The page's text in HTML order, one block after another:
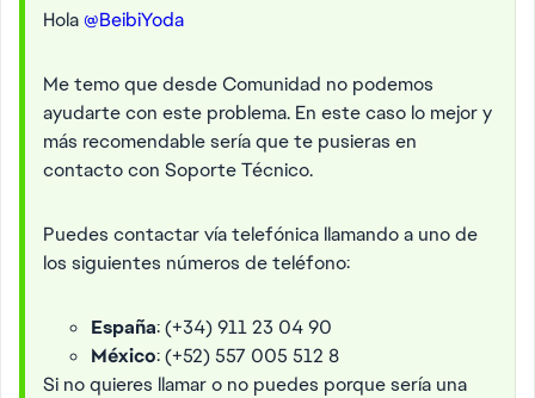
Hola @BeibiYoda
Me temo que desde Comunidad no podemos
ayudarte con este problema. En este caso lo mejor y
más recomendable sería que te pusieras en
contacto con Soporte Técnico.
Puedes contactar vía telefónica llamando a uno de
los siguientes números de teléfono:
España: (+34) 911 23 04 90
México: (+52) 557 005 512 8
Si no quieres llamar o no puedes porque sería una